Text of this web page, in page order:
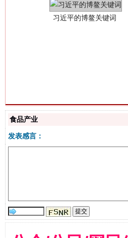
食品产业
发表感言：